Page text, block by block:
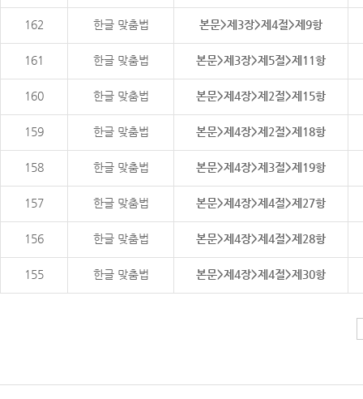
162 한글 맞춤법 본문>제3장>제4절>제9항
161 한글 맞춤법 본문>제3장>제5절>제11항
160 한글 맞춤법 본문>제4장>제2절>제15항
159 한글 맞춤법 본문>제4장>제2절>제18항
158 한글 맞춤법 본문>제4장>제3절>제19항
157 한글 맞춤법 본문>제4장>제4절>제27항
156 한글 맞춤법 본문>제4장>제4절>제28항
155 한글 맞춤법 본문>제4장>제4절>제30항